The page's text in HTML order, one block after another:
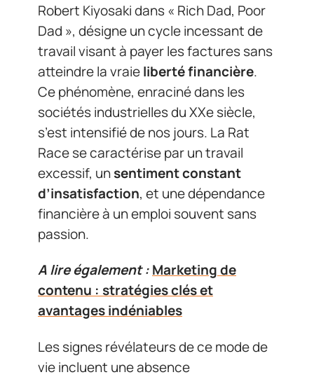
Robert Kiyosaki dans « Rich Dad, Poor
Dad », désigne un cycle incessant de
travail visant à payer les factures sans
atteindre la vraieliberté financière.
Ce phénomène, enraciné dans les
sociétés industrielles du XXe siècle,
s’est intensifié de nos jours. La Rat
Race se caractérise par un travail
excessif, unsentiment constant
d’insatisfaction, et une dépendance
financière à un emploi souvent sans
passion.
A lire également :Marketing de
contenu : stratégies clés et
avantages indéniables
Les signes révélateurs de ce mode de
vie incluent une absence